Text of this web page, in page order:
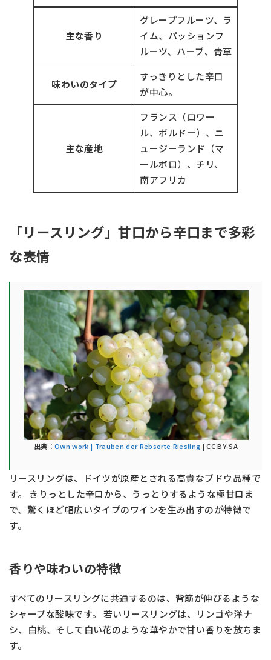
主な香り
グレープフルーツ、ラ
イム、パッションフ
ルーツ、ハーブ、青草
味わいのタイプ
すっきりとした辛口
が中心。
主な産地
フランス（ロワー
ル、ボルドー）、ニ
ュージーランド（マ
ールボロ）、チリ、
南アフリカ
「リースリング」甘口から辛口まで多彩
な表情
出典： Own work | Trauben der Rebsorte Riesling | CC BY-SA
リースリングは、ドイツが原産とされる高貴なブドウ品種で
す。 きりっとした辛口から、うっとりするような極甘口ま
で、驚くほど幅広いタイプのワインを生み出すのが特徴で
す。
香りや味わいの特徴
すべてのリースリングに共通するのは、背筋が伸びるような
シャープな酸味です。 若いリースリングは、リンゴや洋ナ
シ、白桃、そして白い花のような華やかで甘い香りを放ちま
す。